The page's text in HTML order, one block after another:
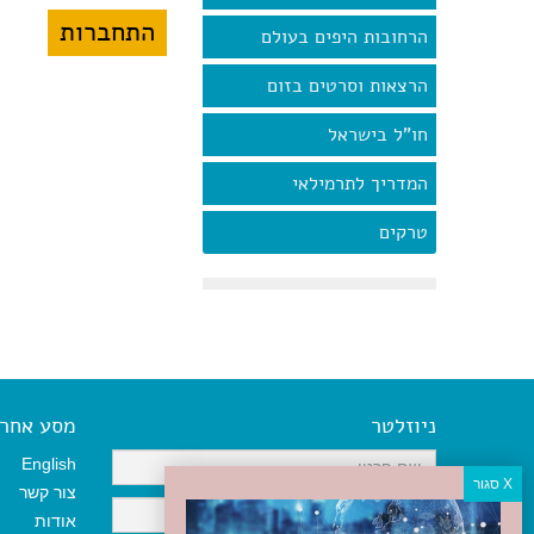
הרחובות היפים בעולם
הרצאות וסרטים בזום
חו"ל בישראל
המדריך לתרמילאי
טרקים
ניוזלטר מסע אחר
English
צור קשר
אודות